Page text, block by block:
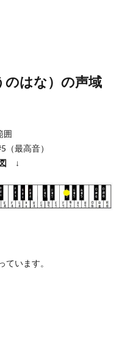
のはな）の声域
囲
最高音）
↓
ています。